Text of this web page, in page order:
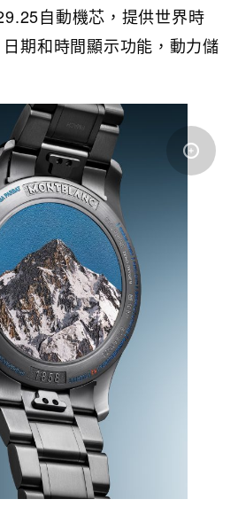
自動機芯，提供世界時
期和時間顯示功能，動力儲